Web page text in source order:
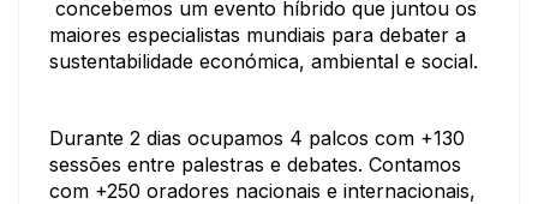
concebemos um evento híbrido que juntou os
maiores especialistas mundiais para debater a
sustentabilidade económica, ambiental e social.
Durante 2 dias ocupamos 4 palcos com +130
sessões entre palestras e debates. Contamos
com +250 oradores nacionais e internacionais,